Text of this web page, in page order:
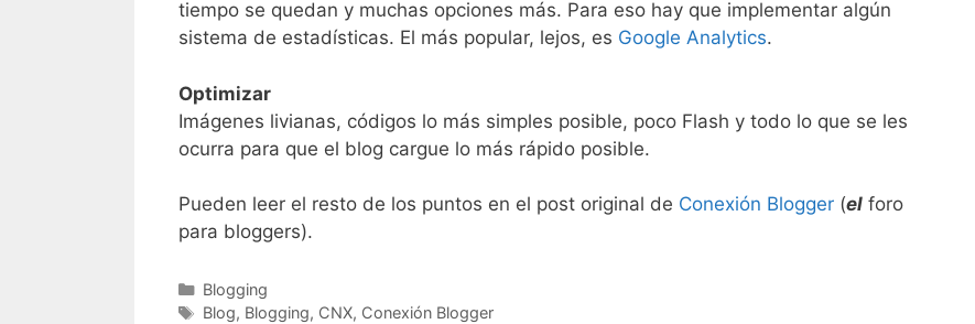
tiempo se quedan y muchas opciones más. Para eso hay que implementar algún
sistema de estadísticas. El más popular, lejos, es Google Analytics.
Optimizar
Imágenes livianas, códigos lo más simples posible, poco Flash y todo lo que se les
ocurra para que el blog cargue lo más rápido posible.
Pueden leer el resto de los puntos en el post original de Conexión Blogger (el foro
para bloggers).
Categorías
Blogging
Etiquetas
Blog, Blogging, CNX, Conexión Blogger